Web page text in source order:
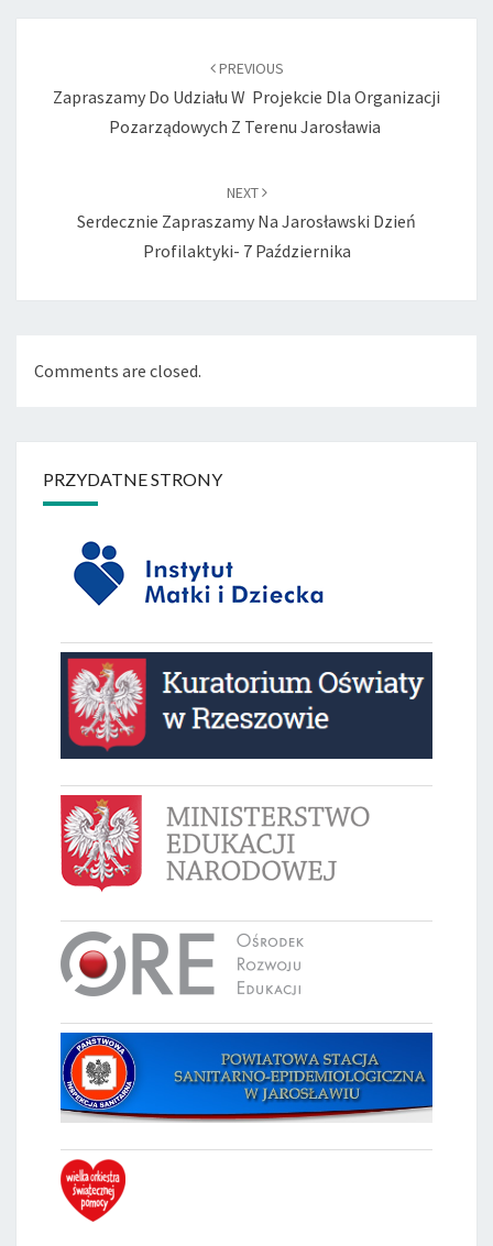
PREVIOUS
Zapraszamy Do Udziału W Projekcie Dla Organizacji
Pozarządowych Z Terenu Jarosławia
NEXT
Serdecznie Zapraszamy Na Jarosławski Dzień
Profilaktyki- 7 Października
Comments are closed.
PRZYDATNE STRONY